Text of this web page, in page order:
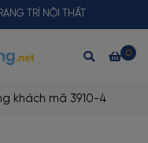
TRÍ NỘI THẤT
0
khách mã 3910-4